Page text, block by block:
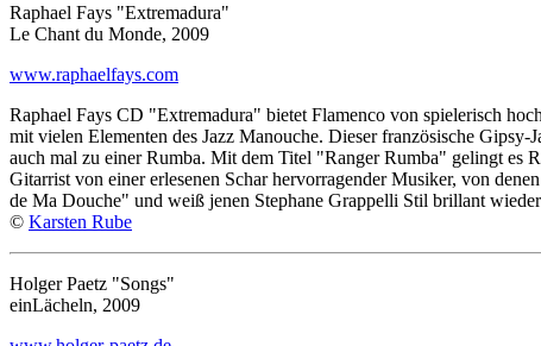
Raphael Fays "Extremadura"
Le Chant du Monde, 2009
www.raphaelfays.com
Raphael Fays CD "Extremadura" bietet Flamenco von spielerisch
mit vielen Elementen des Jazz Manouche. Dieser französische
auch mal zu einer Rumba. Mit dem Titel "Ranger Rumba" gelingt es
Gitarrist von einer erlesenen Schar hervorragender Musiker, von
de Ma Douche" und weiß jenen Stephane Grappelli Stil brillant
© Karsten Rube
Holger Paetz "Songs"
einLächeln, 2009